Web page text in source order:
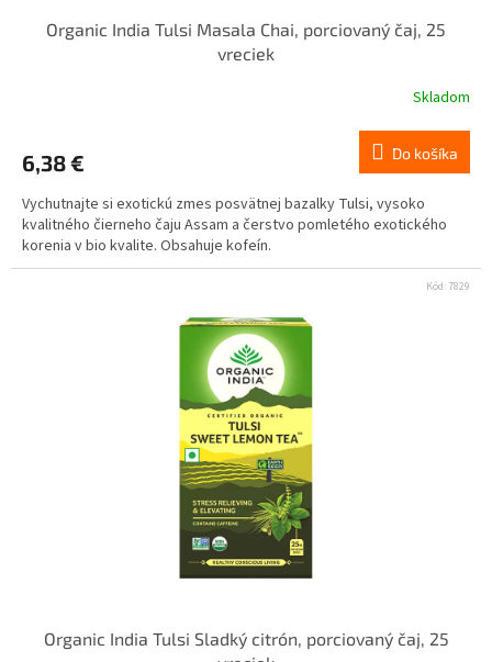
Organic India Tulsi Masala Chai, porciovaný čaj, 25
vreciek
Skladom
6,38 € Do košíka
Vychutnajte si exotickú zmes posvätnej bazalky Tulsi, vysoko
kvalitného čierneho čaju Assam a čerstvo pomletého exotického
korenia v bio kvalite. Obsahuje kofeín.
Organic India Tulsi Sladký citrón, porciovaný čaj, 25
Kód: 7829